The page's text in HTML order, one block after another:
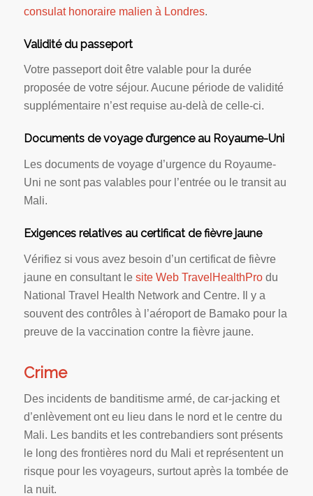
consulat honoraire malien à Londres.
Validité du passeport
Votre passeport doit être valable pour la durée
proposée de votre séjour. Aucune période de validité
supplémentaire n’est requise au-delà de celle-ci.
Documents de voyage d’urgence au Royaume-Uni
Les documents de voyage d’urgence du Royaume-
Uni ne sont pas valables pour l’entrée ou le transit au
Mali.
Exigences relatives au certificat de fièvre jaune
Vérifiez si vous avez besoin d’un certificat de fièvre
jaune en consultant le site Web TravelHealthProdu
National Travel Health Network and Centre. Il y a
souvent des contrôles à l’aéroport de Bamako pour la
preuve de la vaccination contre la fièvre jaune.
Crime
Des incidents de banditisme armé, de car-jacking et
d’enlèvement ont eu lieu dans le nord et le centre du
Mali. Les bandits et les contrebandiers sont présents
le long des frontières nord du Mali et représentent un
risque pour les voyageurs, surtout après la tombée de
la nuit.